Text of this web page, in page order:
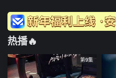
热播🔥
第9集